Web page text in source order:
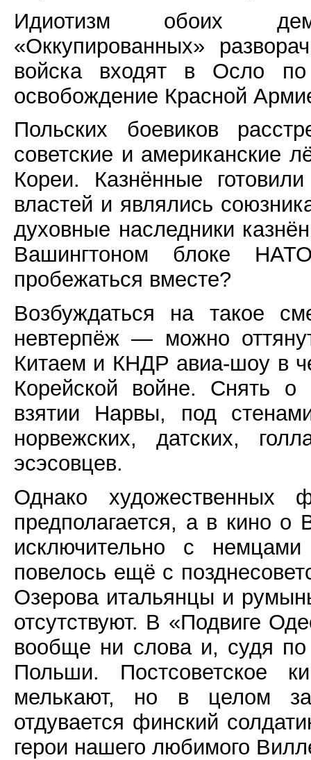
Идиотизм обоих
«Оккупированных»
войска входят в Осло
освобождение Красной
Польских боевиков
советские и американские
Кореи. Казнённые
властей и являлись
духовные наследники
Вашингтоном блоке
пробежаться вместе?
Возбуждаться на такое
невтерпёж — можно
Китаем и КНДР авиа-шоу в
Корейской войне. Снять
взятии Нарвы, под
норвежских, датских,
эсэсовцев.
Однако
предполагается, а в кино о
исключительно с
повелось ещё с
Озерова итальянцы и
отсутствуют. В «Подвиге
вообще ни слова и, судя
Польши. Постсоветское
мелькают, но в целом за
отдувается финский
герои нашего любимого